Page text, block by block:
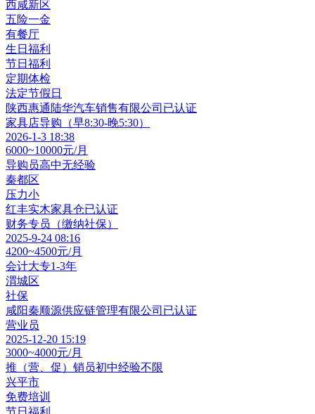
西咸新区
五险一金
有餐厅
生日福利
节日福利
定期体检
法定节假日
陕西惠通陆华汽车销售有限公司 已认证
家具店导购（早8:30-晚5:30）
2026-1-3 18:38
6000~10000元/月
导购员高中无经验
秦都区
压力小
红丰实木家具仓已认证
财务专员（缴纳社保）
2025-9-24 08:16
4200~4500元/月
会计大专1-3年
渭城区
社保
咸阳秦顺源供应链管理有限公司 已认证
营业员
2025-12-20 15:19
3000~4000元/月
推（营、促）销员初中经验不限
兴平市
免费培训